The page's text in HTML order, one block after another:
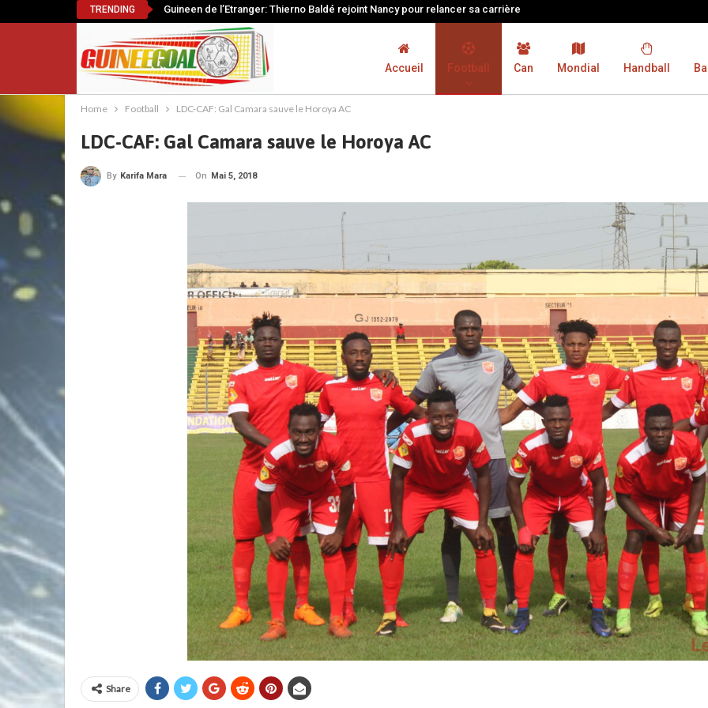
TRENDING Guineen de l’Etranger: Thierno Baldé rejoint Nancy pour relancer sa carrière
Accueil Football Can Mondial Handball
Home Football LDC-CAF: Gal Camara sauve le Horoya AC
LDC-CAF: Gal Camara sauve le Horoya AC
By Karifa Mara On Mai 5, 2018
Share